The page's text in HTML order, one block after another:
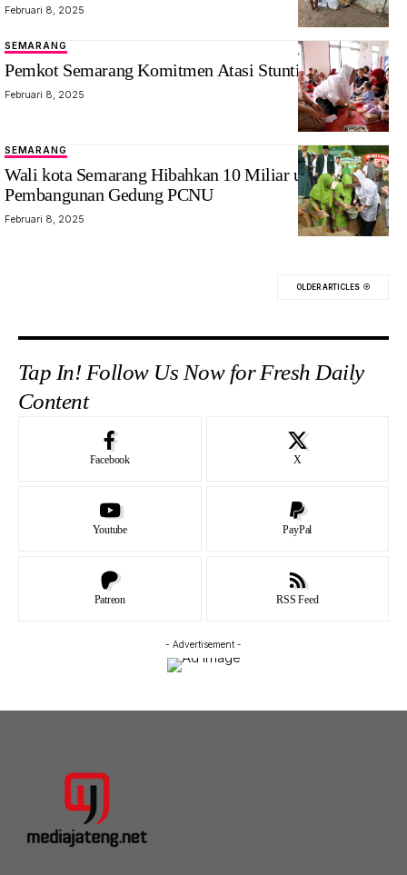
Februari 8, 2025
SEMARANG
Pemkot Semarang Komitmen Atasi Stunting
Februari 8, 2025
SEMARANG
Wali kota Semarang Hibahkan 10 Miliar untuk
Pembangunan Gedung PCNU
Februari 8, 2025
OLDER ARTICLES
Tap In! Follow Us Now for Fresh Daily
Content
Facebook X
Youtube PayPal
Patreon RSS Feed
- Advertisement -